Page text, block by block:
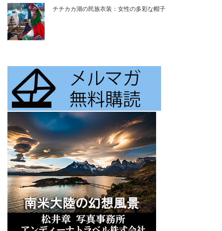
チチカカ湖の民族衣装：女性の多彩な帽子